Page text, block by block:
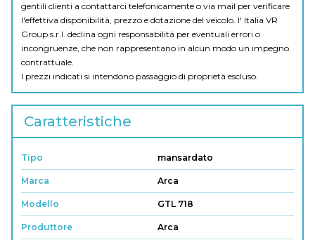
gentili clienti a contattarci telefonicamente o via mail per verificare
l'effettiva disponibilità, prezzo e dotazione del veicolo. I' Italia VR
Group s.r.l. declina ogni responsabilità per eventuali errori o
incongruenze, che non rappresentano in alcun modo un impegno
contrattuale.
I prezzi indicati si intendono passaggio di proprietà escluso.
Caratteristiche
Tipo mansardato
Marca Arca
Modello GTL 718
Produttore Arca